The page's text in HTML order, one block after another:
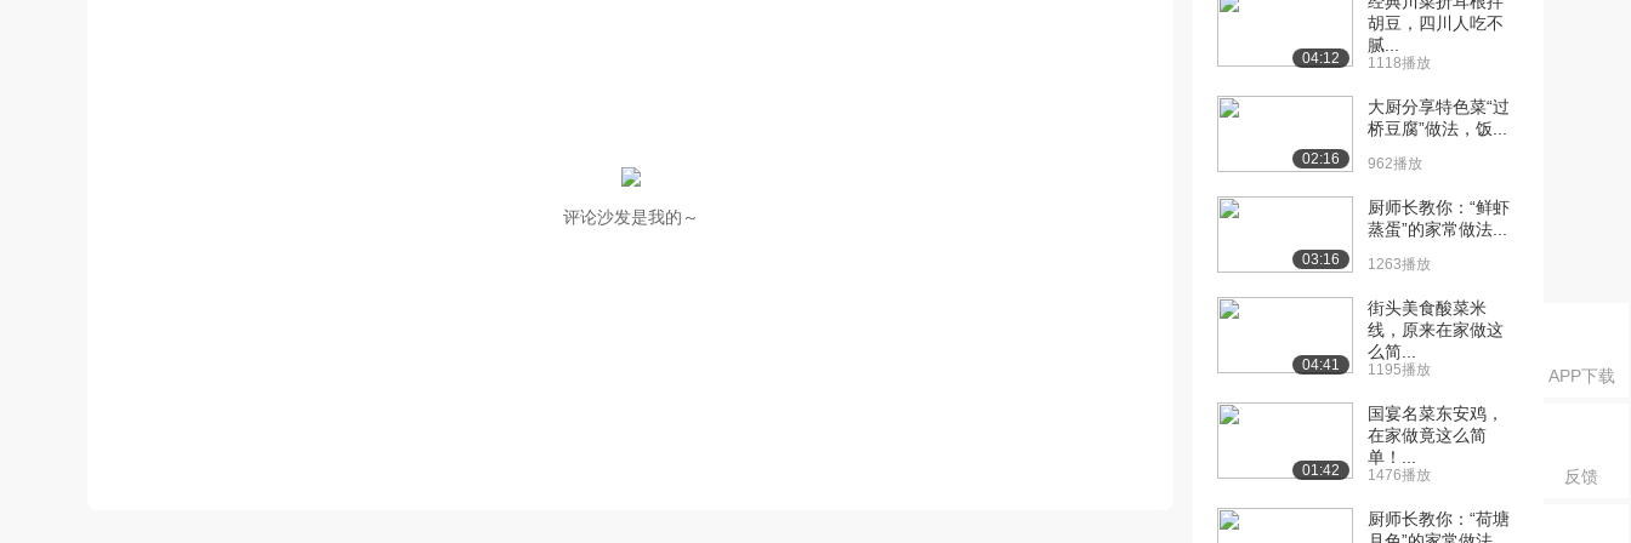
APP下载
反馈
评论沙发是我的～
04:12
胡豆，四川人吃不
腻...
1118播放
02:16
大厨分享特色菜“过
桥豆腐”做法，饭...
962播放
03:16
厨师长教你：“鲜虾
蒸蛋”的家常做法...
1263播放
04:41
街头美食酸菜米
线，原来在家做这
么简...
1195播放
01:42
国宴名菜东安鸡，
在家做竟这么简
单！...
1476播放
厨师长教你：“荷塘